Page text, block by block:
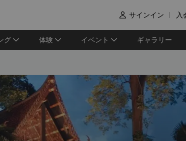
 サインイン 入
グ 体験 イベント ギャラリー